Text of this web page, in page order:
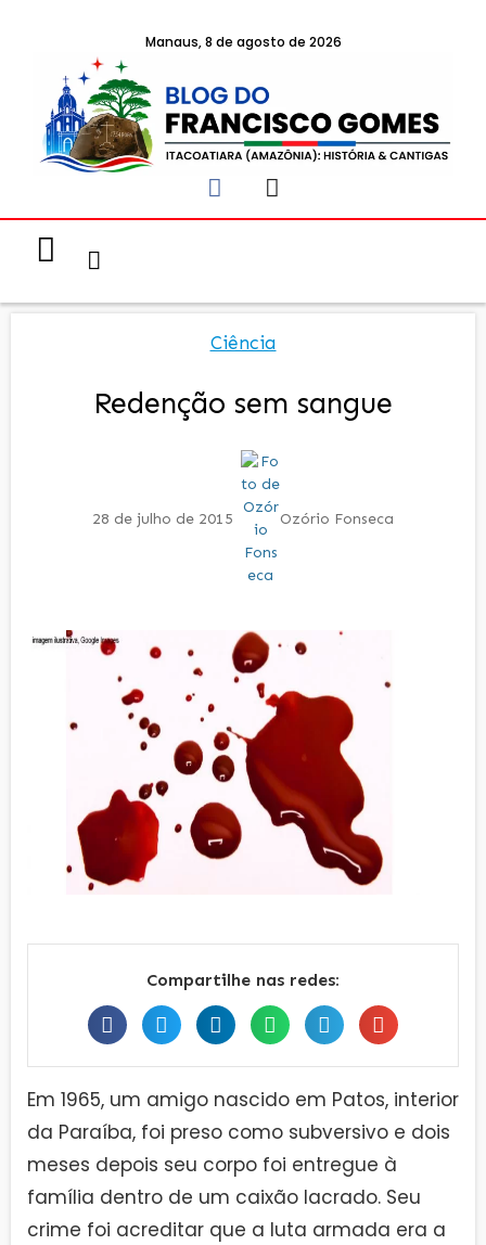
Manaus, 8 de agosto de 2026
Ciência
Redenção sem sangue
28 de julho de 2015 Ozório Fonseca
Compartilhe nas redes:
Em 1965, um amigo nascido em Patos, interior
da Paraíba, foi preso como subversivo e dois
meses depois seu corpo foi entregue à
família dentro de um caixão lacrado. Seu
crime foi acreditar que a luta armada era a